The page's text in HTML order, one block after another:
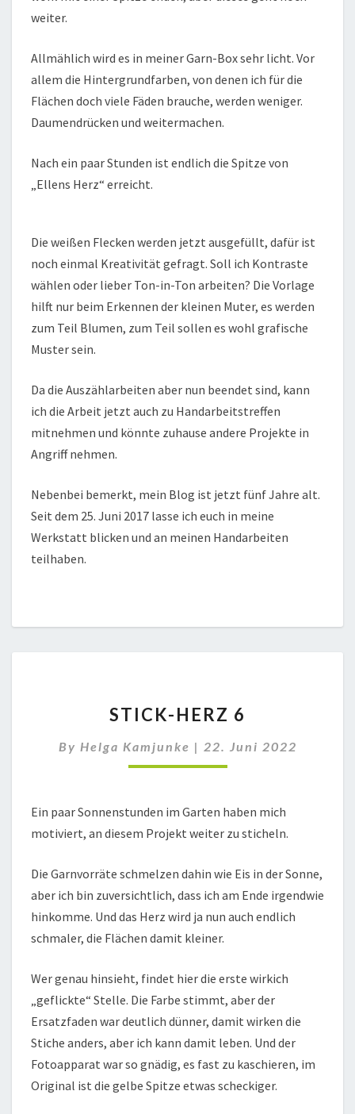
weiter.
Allmählich wird es in meiner Garn-Box sehr licht. Vor
allem die Hintergrundfarben, von denen ich für die
Flächen doch viele Fäden brauche, werden weniger.
Daumendrücken und weitermachen.
Nach ein paar Stunden ist endlich die Spitze von
„Ellens Herz“ erreicht.
Die weißen Flecken werden jetzt ausgefüllt, dafür ist
noch einmal Kreativität gefragt. Soll ich Kontraste
wählen oder lieber Ton-in-Ton arbeiten? Die Vorlage
hilft nur beim Erkennen der kleinen Muter, es werden
zum Teil Blumen, zum Teil sollen es wohl grafische
Muster sein.
Da die Auszählarbeiten aber nun beendet sind, kann
ich die Arbeit jetzt auch zu Handarbeitstreffen
mitnehmen und könnte zuhause andere Projekte in
Angriff nehmen.
Nebenbei bemerkt, mein Blog ist jetzt fünf Jahre alt.
Seit dem 25. Juni 2017 lasse ich euch in meine
Werkstatt blicken und an meinen Handarbeiten
teilhaben.
HERZ
STICK-HERZ 6
By Helga Kamjunke | 22. Juni 2022
Ein paar Sonnenstunden im Garten haben mich
motiviert, an diesem Projekt weiter zu sticheln.
Die Garnvorräte schmelzen dahin wie Eis in der Sonne,
aber ich bin zuversichtlich, dass ich am Ende irgendwie
hinkomme. Und das Herz wird ja nun auch endlich
schmaler, die Flächen damit kleiner.
Wer genau hinsieht, findet hier die erste wirkich
„geflickte“ Stelle. Die Farbe stimmt, aber der
Ersatzfaden war deutlich dünner, damit wirken die
Stiche anders, aber ich kann damit leben. Und der
Fotoapparat war so gnädig, es fast zu kaschieren, im
Original ist die gelbe Spitze etwas scheckiger.